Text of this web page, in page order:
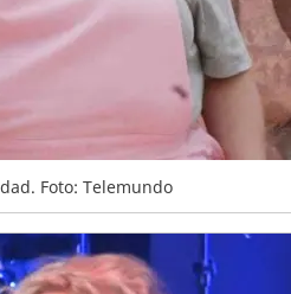
Foto: Telemundo